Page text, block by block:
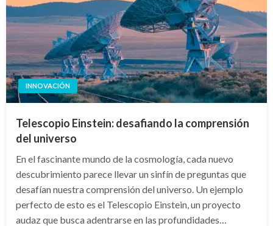
INNOVACIÓN
Telescopio Einstein: desafiando la comprensión
del universo
En el fascinante mundo de la cosmología, cada nuevo
descubrimiento parece llevar un sinfín de preguntas que
desafían nuestra comprensión del universo. Un ejemplo
perfecto de esto es el Telescopio Einstein, un proyecto
audaz que busca adentrarse en las profundidades…